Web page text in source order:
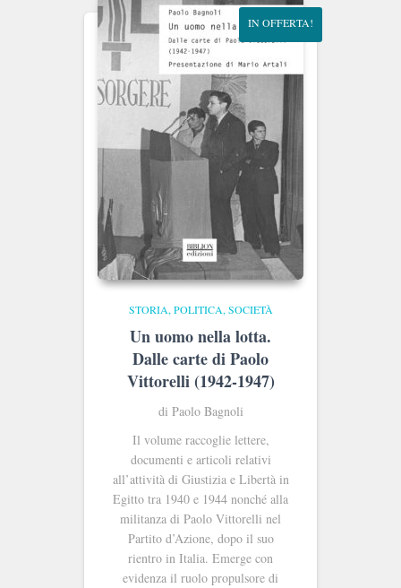
IN OFFERTA!
STORIA, POLITICA, SOCIETÀ
Un uomo nella lotta.
Dalle carte di Paolo
Vittorelli (1942-1947)
di Paolo Bagnoli
Il volume raccoglie lettere,
documenti e articoli relativi
all’attività di Giustizia e Libertà in
Egitto tra 1940 e 1944 nonché alla
militanza di Paolo Vittorelli nel
Partito d’Azione, dopo il suo
rientro in Italia. Emerge con
evidenza il ruolo propulsore di